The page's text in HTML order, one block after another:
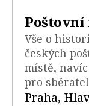
Poštovní
Vše o
českých
místě,
pro
Praha,